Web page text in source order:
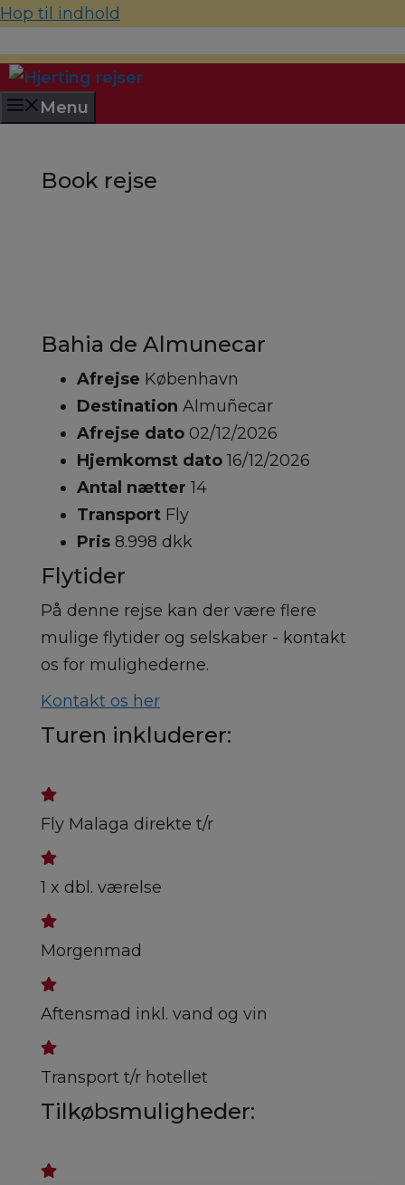
Hop til indhold
Menu
Book rejse
Bahia de Almunecar
Afrejse København
Destination Almuñecar
Afrejse dato 02/12/2026
Hjemkomst dato 16/12/2026
Antal nætter 14
Transport Fly
Pris 8.998 dkk
Flytider
På denne rejse kan der være flere
mulige flytider og selskaber - kontakt
os for mulighederne.
Kontakt os her
Turen inkluderer:
Fly Malaga direkte t/r
1 x dbl. værelse
Morgenmad
Aftensmad inkl. vand og vin
Transport t/r hotellet
Tilkøbsmuligheder: